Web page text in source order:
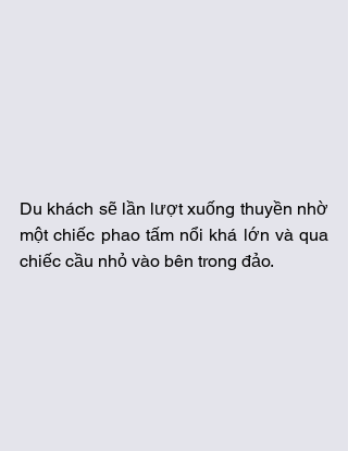
Du khách sẽ lần lượt xuống thuyền nhờ
một chiếc phao tấm nổi khá lớn và qua
chiếc cầu nhỏ vào bên trong đảo.